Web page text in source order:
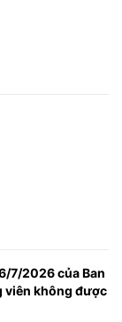
7/2026 của Ban
viên không được